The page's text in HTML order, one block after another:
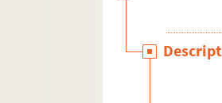
Mathé, Édouard
Mathieu, Émile
Mauprey, André